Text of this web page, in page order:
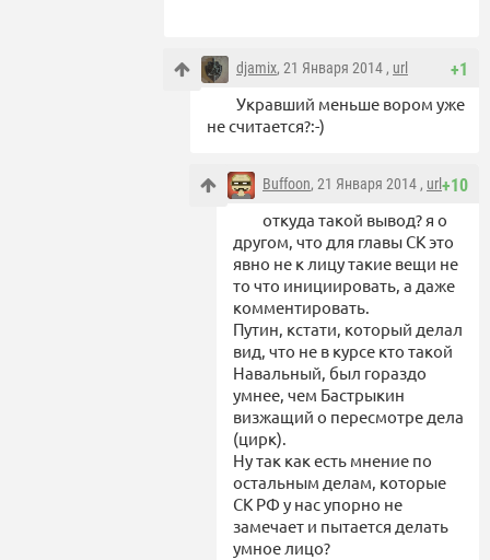
+1
djamix, 21 Января 2014 , url
Укравший меньше вором уже
не считается?:-)
+10
Buffoon, 21 Января 2014 , url
откуда такой вывод? я о
другом, что для главы СК это
явно не к лицу такие вещи не
то что инициировать, а даже
комментировать.
Путин, кстати, который делал
вид, что не в курсе кто такой
Навальный, был гораздо
умнее, чем Бастрыкин
визжащий о пересмотре дела
(цирк).
Ну так как есть мнение по
остальным делам, которые
СК РФ у нас упорно не
замечает и пытается делать
умное лицо?